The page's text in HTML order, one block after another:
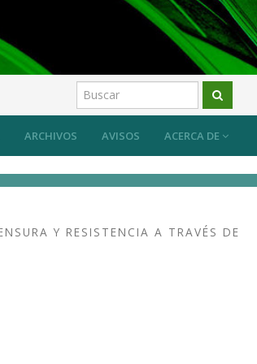
ARCHIVOS AVISOS ACERCA DE
Y RESISTENCIA A TRAVÉS DE